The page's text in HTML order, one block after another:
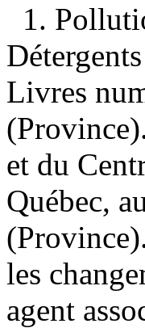
1.
Livres
et du
Québec,
les
agent